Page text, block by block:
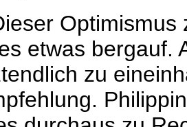
etwas bergauf.
zu